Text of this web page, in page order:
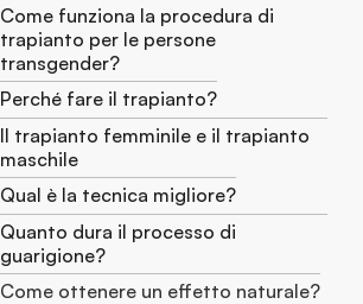
Come funziona la procedura di
trapianto per le persone
transgender?
Perché fare il trapianto?
Il trapianto femminile e il trapianto
maschile
Qual è la tecnica migliore?
Quanto dura il processo di
guarigione?
Come ottenere un effetto naturale?